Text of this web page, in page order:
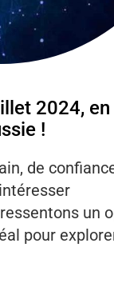
2024,
!
de
un
pour